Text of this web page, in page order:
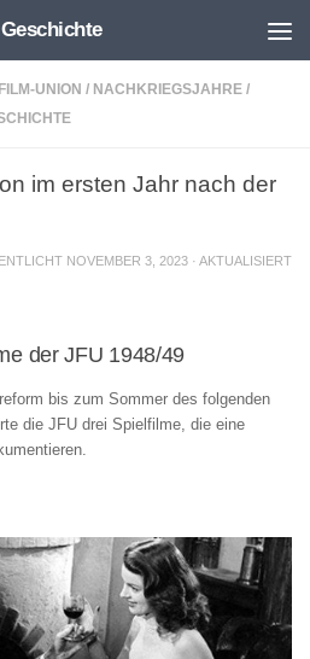
UNION / NACHKRIEGSJAHRE /
im ersten Jahr nach der
NOVEMBER 3, 2023 · AKTUALISIERT
der JFU 1948/49
bis zum Sommer des folgenden
die JFU drei Spielfilme, die eine